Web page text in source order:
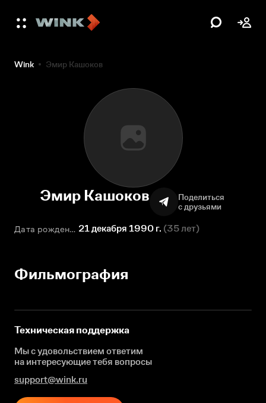
Wink Эмир Кашоков
Эмир Кашоков
Поделиться
с друзьями
Дата рождения 21 декабря 1990 г. (35 лет)
Фильмография
Техническая поддержка
Мы с удовольствием ответим
на интересующиетебя вопросы
support@wink.ru